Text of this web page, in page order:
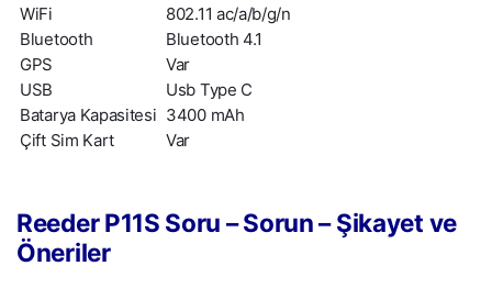
WiFi
802.11 ac/a/b/g/n
Bluetooth
Bluetooth 4.1
GPS
Var
USB
Usb Type C
Batarya Kapasitesi 3400 mAh
Çift Sim Kart
Var
Reeder P11S Soru – Sorun – Şikayet ve
Öneriler